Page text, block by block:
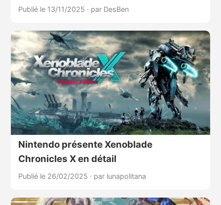
Publié le 13/11/2025 · par DesBen
Nintendo présente Xenoblade
Chronicles X en détail
Publié le 26/02/2025 · par lunapolitana